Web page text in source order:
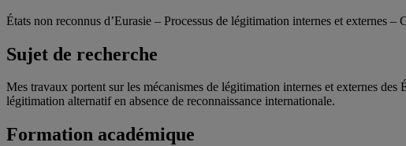
États non reconnus d’Eurasie – Processus de légitimation internes et externes
Sujet de recherche
Mes travaux portent sur les mécanismes de légitimation internes et externes
légitimation alternatif en absence de reconnaissance internationale.
Formation académique